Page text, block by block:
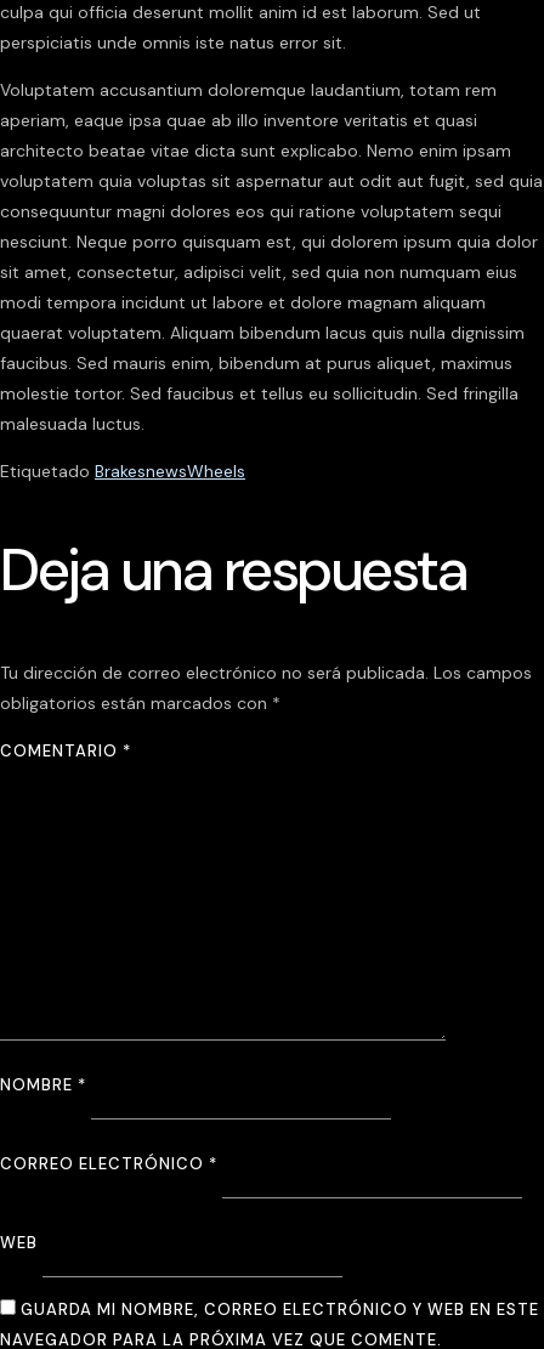
culpa qui officia deserunt mollit anim id est laborum. Sed ut
perspiciatis unde omnis iste natus error sit.
Voluptatem accusantium doloremque laudantium, totam rem
aperiam, eaque ipsa quae ab illo inventore veritatis et quasi
architecto beatae vitae dicta sunt explicabo. Nemo enim ipsam
voluptatem quia voluptas sit aspernatur aut odit aut fugit, sed quia
consequuntur magni dolores eos qui ratione voluptatem sequi
nesciunt. Neque porro quisquam est, qui dolorem ipsum quia dolor
sit amet, consectetur, adipisci velit, sed quia non numquam eius
modi tempora incidunt ut labore et dolore magnam aliquam
quaerat voluptatem. Aliquam bibendum lacus quis nulla dignissim
faucibus. Sed mauris enim, bibendum at purus aliquet, maximus
molestie tortor. Sed faucibus et tellus eu sollicitudin. Sed fringilla
malesuada luctus.
Etiquetado BrakesnewsWheels
Deja una respuesta
Tu dirección de correo electrónico no será publicada. Los campos
obligatorios están marcados con *
COMENTARIO *
NOMBRE *
CORREO ELECTRÓNICO *
WEB
GUARDA MI NOMBRE, CORREO ELECTRÓNICO Y WEB EN ESTE
NAVEGADOR PARA LA PRÓXIMA VEZ QUE COMENTE.